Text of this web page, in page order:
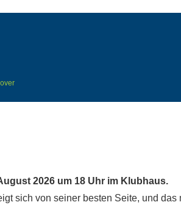
2026 um 18 Uhr im Klubhaus.
sich von seiner besten Seite, und